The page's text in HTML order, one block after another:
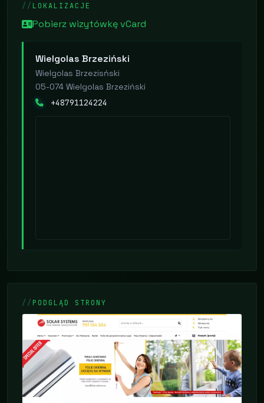
LOKALIZACJE
Pobierz wizytówkę vCard
Wielgolas Brzeziński
Wielgolas Brzezisński
05-074 Wielgolas Brzeziński
+48791124224
PODGLĄD STRONY